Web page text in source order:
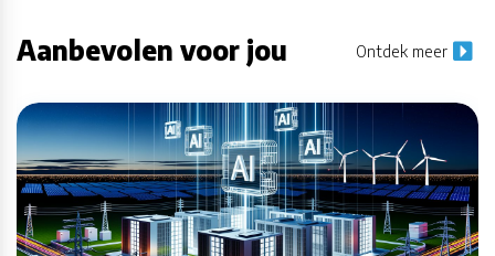
Aanbevolen voor jou Ontdek meer